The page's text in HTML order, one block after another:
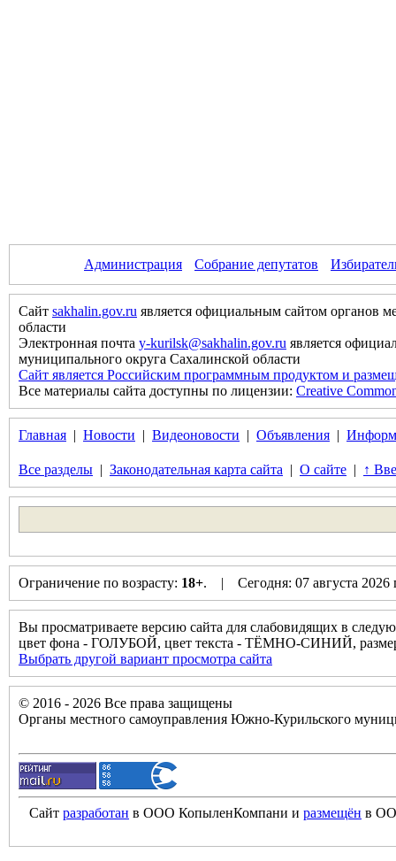
Администрация Собрание депутатов
Сайт sakhalin.gov.ru является официальным сайтом органов
области
Электронная почта y-kurilsk@sakhalin.gov.ru является
муниципального округа Сахалинской области
Сайт является Российским программным продуктом и
Все материалы сайта доступны по лицензии: Creative
Главная | Новости | Видеоновости | Объявления |
Все разделы | Законодательная карта сайта | О сайте | ↑
Ограничение по возрасту: 18+. | Сегодня: 07 августа
Вы просматриваете версию сайта для слабовидящих в
цвет фона - ГОЛУБОЙ, цвет текста - ТЁМНО-СИНИЙ,
Выбрать другой вариант просмотра сайта
© 2016 - 2026 Все права защищены
Органы местного самоуправления Южно-Курильского
Сайт разработан в ООО КопыленКомпани и размещён в